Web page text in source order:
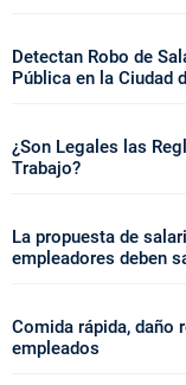
Detectan Robo de
Pública en la Ciudad
¿Son Legales las
Trabajo?
La propuesta de
empleadores deben
Comida rápida, daño
empleados